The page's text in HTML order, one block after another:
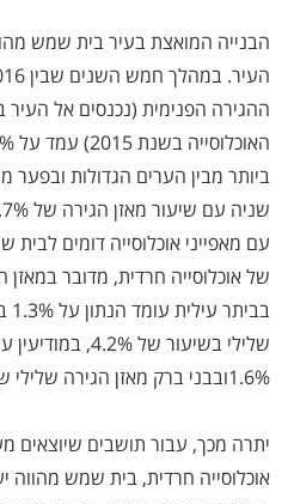
הבנייה המואצת בעיר בית שמש
ההגירה הפנימית (נכנסים אל העיר
ביותר מבין הערים הגדולות
עם מאפייני אוכלוסייה דומים
של אוכלוסייה חרדית, מדובר
שלילי בשיעור של
1.6%ובבני ברק מאזן הגירה שלילי של 6.7%.
יתרה מכך, עבור תושבים שיוצאים